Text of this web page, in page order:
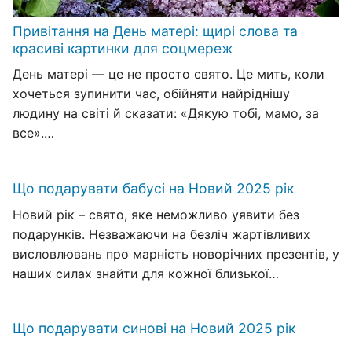
Привітання на День матері: щирі слова та
красиві картинки для соцмереж
День матері — це не просто свято. Це мить, коли
хочеться зупинити час, обійняти найріднішу
людину на світі й сказати: «Дякую тобі, мамо, за
все».…
Що подарувати бабусі на Новий 2025 рік
Новий рік – свято, яке неможливо уявити без
подарунків. Незважаючи на безліч жартівливих
висловлювань про марність новорічних презентів, у
наших силах знайти для кожної близької…
Що подарувати синові на Новий 2025 рік